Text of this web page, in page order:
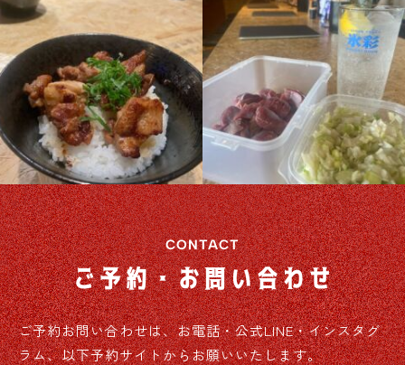
CONTACT
ご予約・お問い合わせ
ご予約お問い合わせは、お電話・公式LINE・インスタグ
ラム、以下予約サイトからお願いいたします。